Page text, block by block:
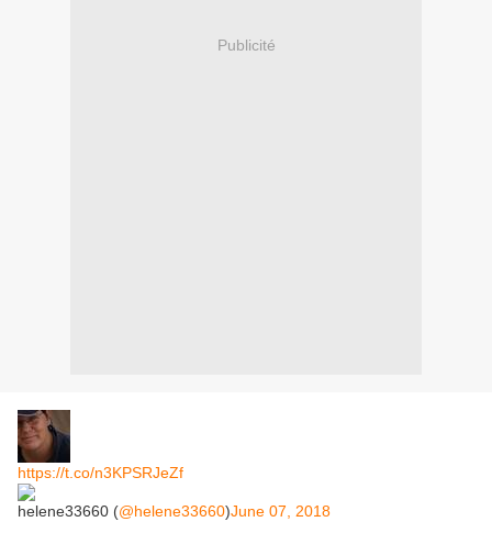
Publicité
https://t.co/n3KPSRJeZf
helene33660 (@helene33660)June 07, 2018